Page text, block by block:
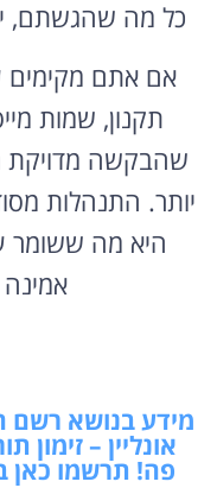
כל מה שהגשתם,
אם אתם מקימים
תקנון, שמות
שהבקשה מדויקת
יותר. התנהלות
היא מה ששומר
אמינה
מידע בנושא רשם
אונליין –
פה! תרשמו כאן